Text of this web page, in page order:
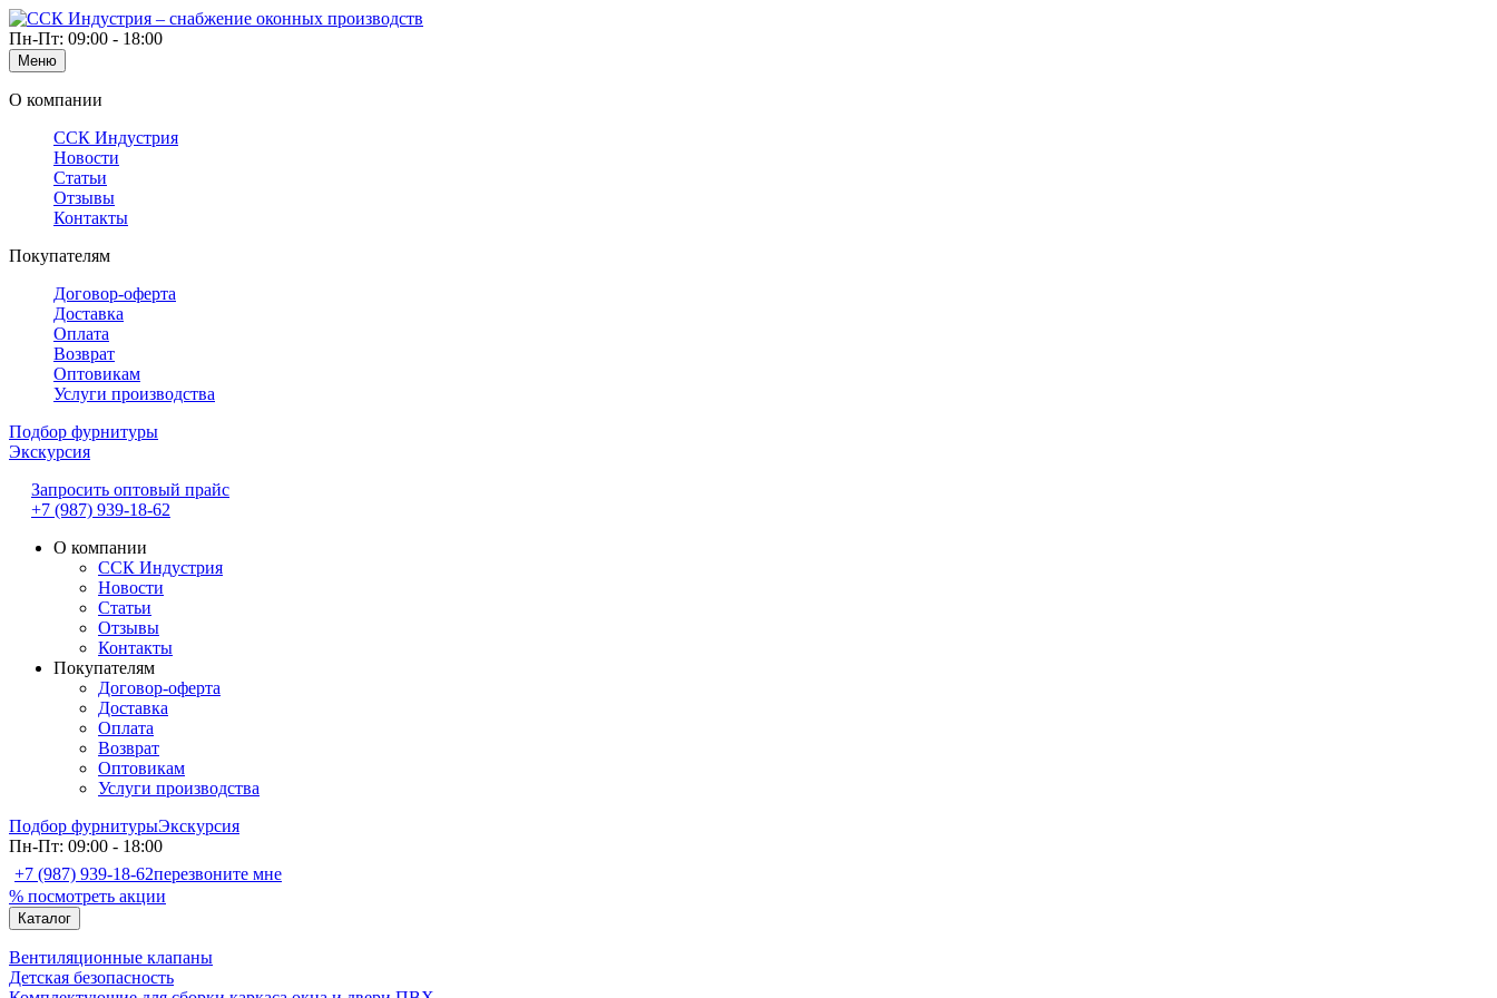
Пн-Пт: 09:00 - 18:00
Меню
О компании
ССК Индустрия
Новости
Статьи
Отзывы
Контакты
Покупателям
Договор-оферта
Доставка
Оплата
Возврат
Оптовикам
Услуги производства
Подбор фурнитуры
Экскурсия
Запросить оптовый прайс
+7 (987) 939-18-62
О компании
ССК Индустрия
Новости
Статьи
Отзывы
Контакты
Покупателям
Договор-оферта
Доставка
Оплата
Возврат
Оптовикам
Услуги производства
Подбор фурнитурыЭкскурсия
Пн-Пт: 09:00 - 18:00
+7 (987) 939-18-62перезвоните мне
% посмотреть акции
Каталог
Вентиляционные клапаны
Детская безопасность